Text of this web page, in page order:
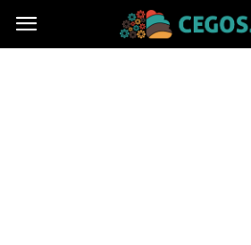
Cegos.pl